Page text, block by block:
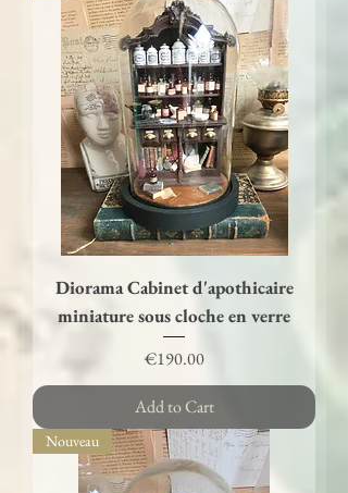
Diorama Cabinet d'apothicaire
miniature sous cloche en verre
Price
€190.00
Add to Cart
Nouveau